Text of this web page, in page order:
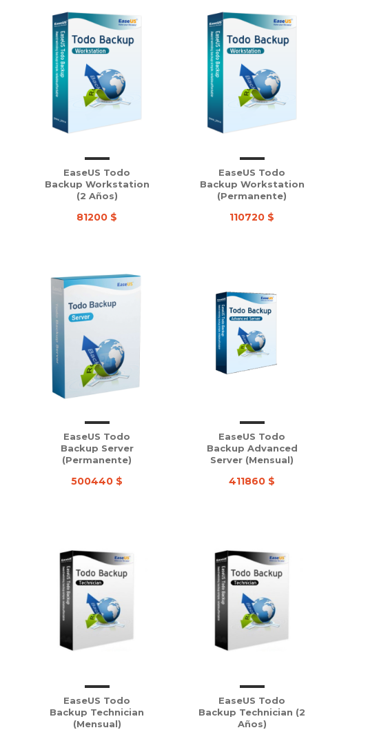
EaseUS Todo
Backup Workstation
(2 Años)
81200 $
EaseUS Todo
Backup Workstation
(Permanente)
110720 $
EaseUS Todo
Backup Server
(Permanente)
500440 $
EaseUS Todo
Backup Advanced
Server (Mensual)
411860 $
EaseUS Todo
Backup Technician
(Mensual)
EaseUS Todo
Backup Technician (2
Años)